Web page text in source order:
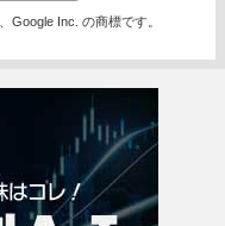
Google Inc. の商標です。